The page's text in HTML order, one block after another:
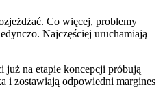
Co więcej, problemy
Najczęściej uruchamiają
już na etapie koncepcji próbują
i zostawiają odpowiedni margines